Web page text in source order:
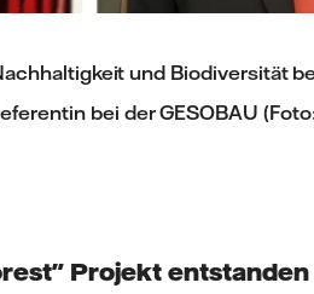
und Biodiversität
bei der GESOBAU
Projekt